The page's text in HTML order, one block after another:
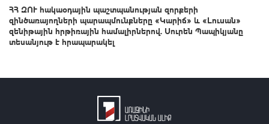
ՀՀ ԶՈՒ հակաօդային պաշտպանության զորքերի
զինծառայողների պարապմունքները «Կարիճ» և «Լուսան»
զենիթային հրթիռային համալիրներով. Սուրեն Պապիկյանը
տեսանյութ է հրապարակել
+35°C-ից բարձր ջերմաստիճաններին. Լևոն Ազիզյան